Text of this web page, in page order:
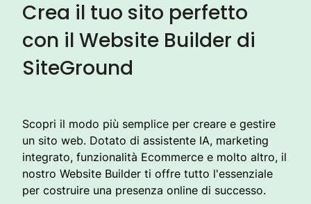
Crea il tuo sito perfetto
con il Website Builder di
SiteGround
Scopri il modo più semplice per creare e gestire
un sito web. Dotato di assistente IA, marketing
integrato, funzionalità Ecommerce e molto altro, il
nostro Website Builder ti offre tutto l'essenziale
per costruire una presenza online di successo.